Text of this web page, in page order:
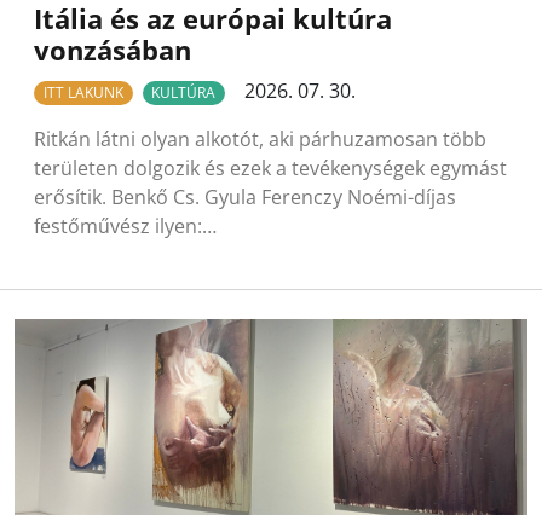
Itália és az európai kultúra
vonzásában
ITT LAKUNK KULTÚRA
2026. 07. 30.
Ritkán látni olyan alkotót, aki párhuzamosan több
területen dolgozik és ezek a tevékenységek egymást
erősítik. Benkő Cs. Gyula Ferenczy Noémi-díjas
festőművész ilyen:…